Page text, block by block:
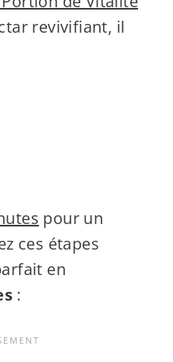
revivifiant, il
pour un
ces étapes
en
: